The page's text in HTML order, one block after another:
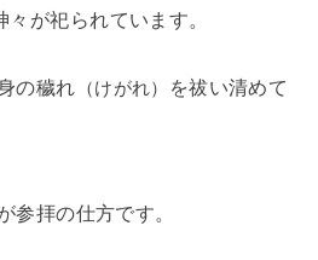
々が祀られています。
の穢れ （けがれ）
を祓い清めて
参拝の仕方です。